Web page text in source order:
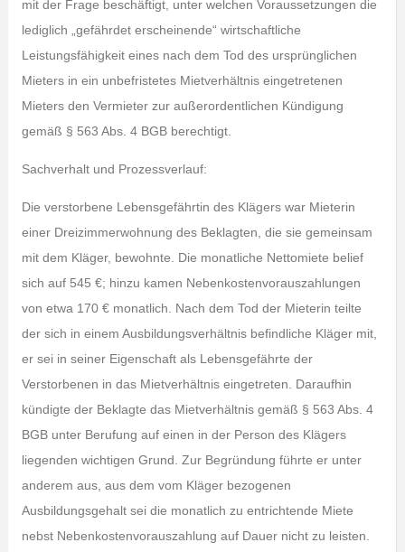
mit der Frage beschäftigt, unter welchen Voraussetzungen die
lediglich „gefährdet erscheinende“ wirtschaftliche
Leistungsfähigkeit eines nach dem Tod des ursprünglichen
Mieters in ein unbefristetes Mietverhältnis eingetretenen
Mieters den Vermieter zur außerordentlichen Kündigung
gemäß § 563 Abs. 4 BGB berechtigt.
Sachverhalt und Prozessverlauf:
Die verstorbene Lebensgefährtin des Klägers war Mieterin
einer Dreizimmerwohnung des Beklagten, die sie gemeinsam
mit dem Kläger, bewohnte. Die monatliche Nettomiete belief
sich auf 545 €; hinzu kamen Nebenkostenvorauszahlungen
von etwa 170 € monatlich. Nach dem Tod der Mieterin teilte
der sich in einem Ausbildungsverhältnis befindliche Kläger mit,
er sei in seiner Eigenschaft als Lebensgefährte der
Verstorbenen in das Mietverhältnis eingetreten. Daraufhin
kündigte der Beklagte das Mietverhältnis gemäß § 563 Abs. 4
BGB unter Berufung auf einen in der Person des Klägers
liegenden wichtigen Grund. Zur Begründung führte er unter
anderem aus, aus dem vom Kläger bezogenen
Ausbildungsgehalt sei die monatlich zu entrichtende Miete
nebst Nebenkostenvorauszahlung auf Dauer nicht zu leisten.